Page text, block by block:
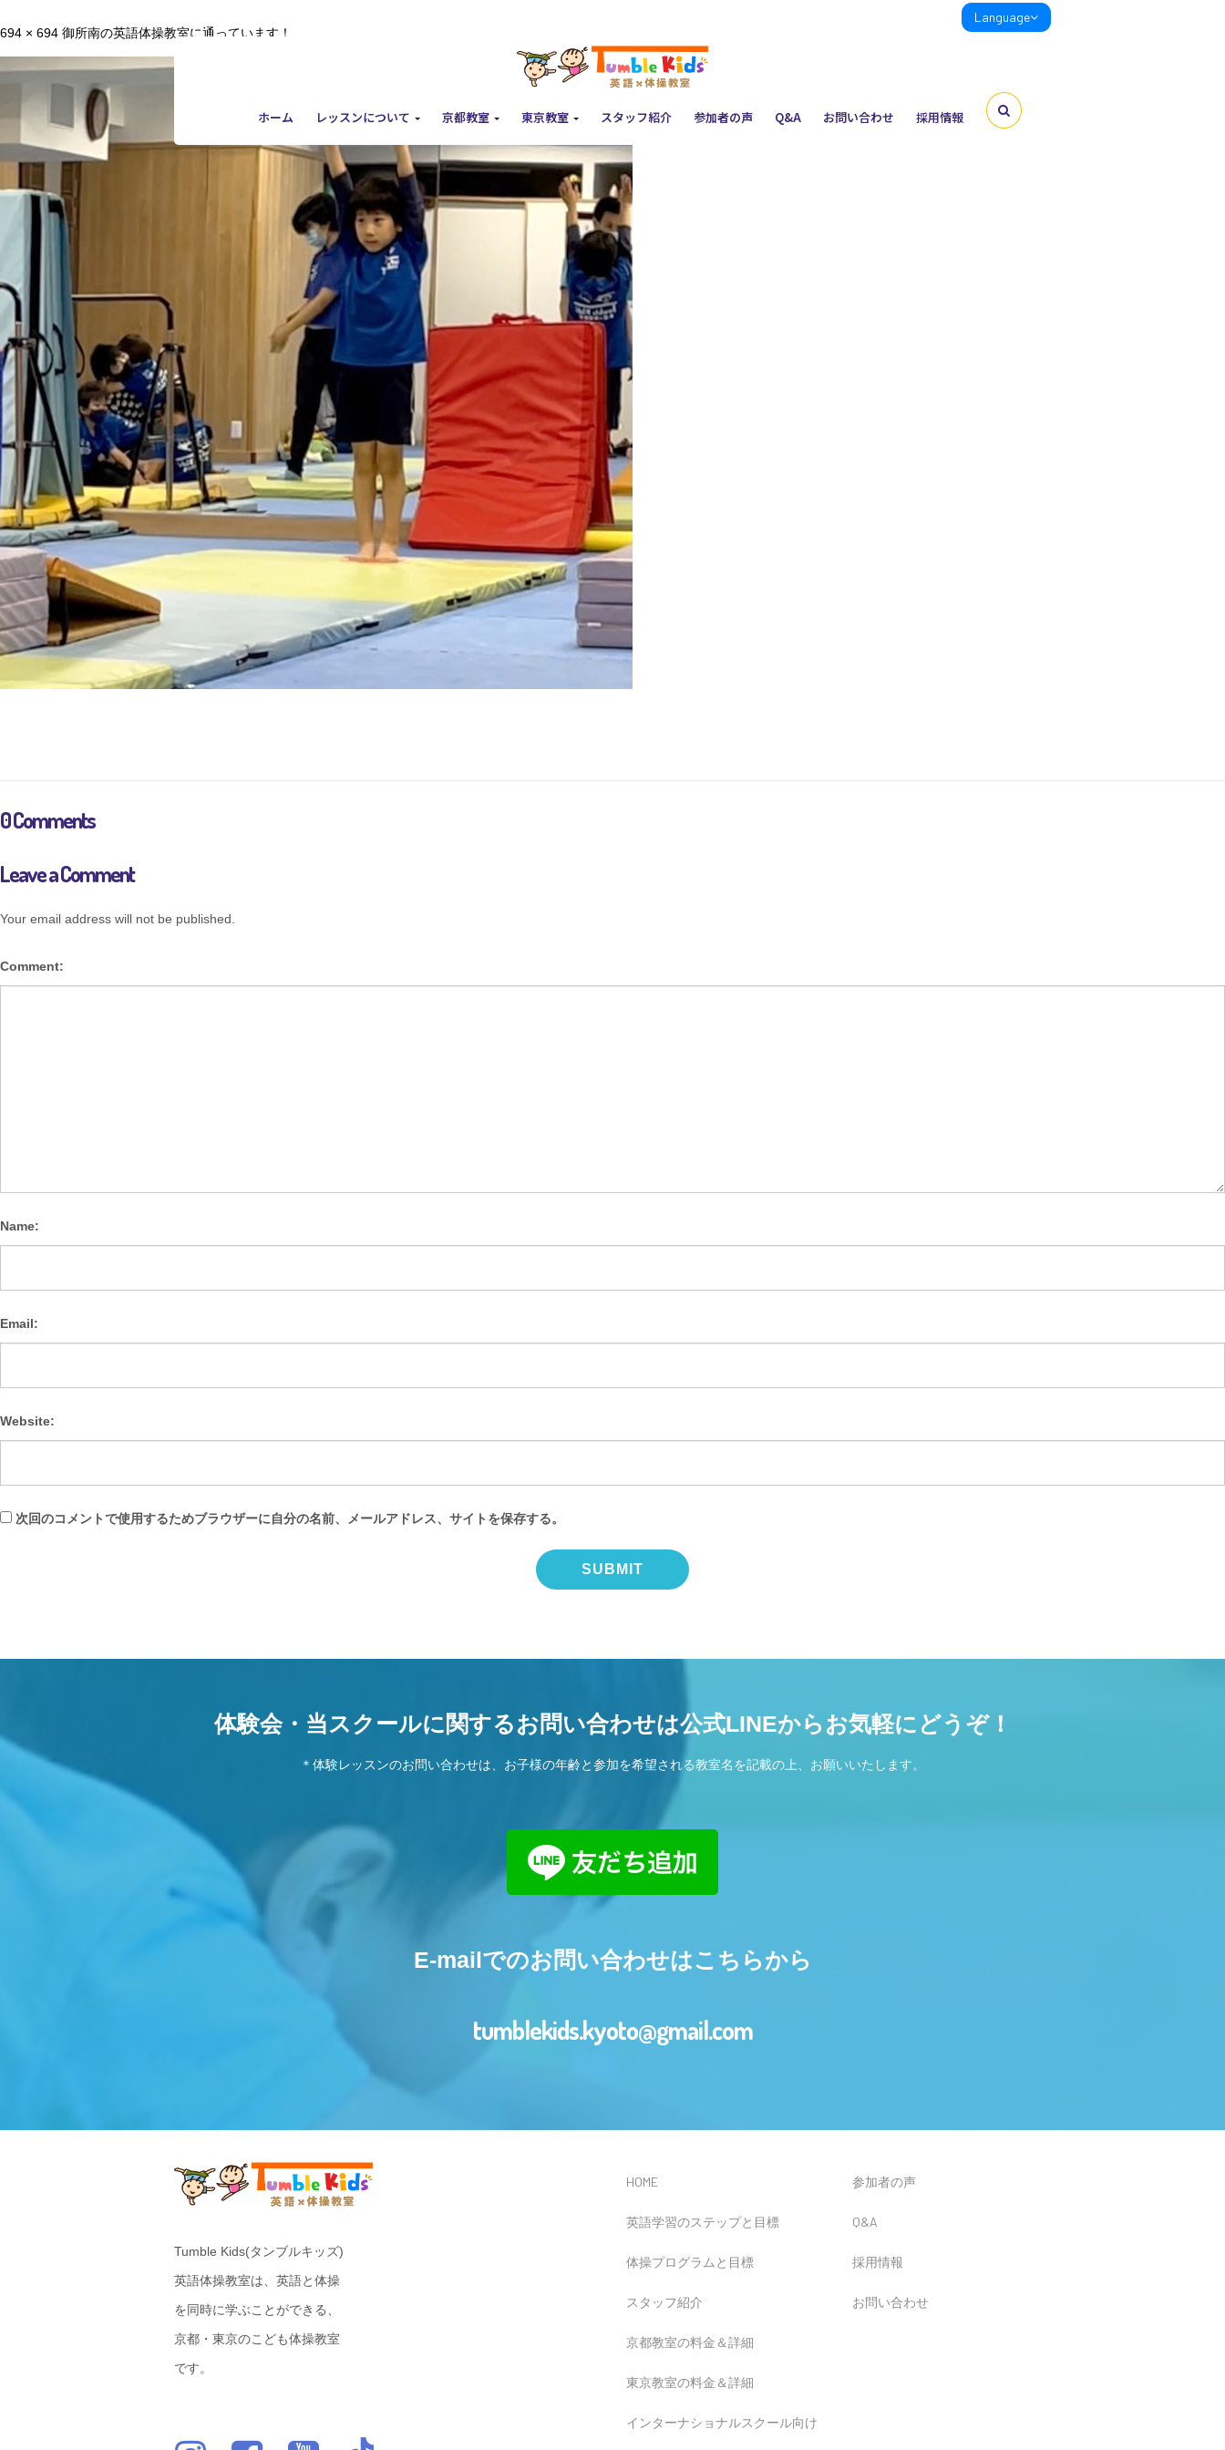
Language
ホーム レッスンについて 京都教室 東京教室 スタッフ紹介 参加者の声 Q&A お問い合わせ 採用情報
694 × 694 御所南の英語体操教室に通っています！
0 Comments
Leave a Comment
Your email address will not be published.
Comment:
Name:
Email:
Website:
次回のコメントで使用するためブラウザーに自分の名前、メールアドレス、サイトを保存する。
体験会・当スクールに関するお問い合わせは公式LINEからお気軽にどうぞ！
＊体験レッスンのお問い合わせは、お子様の年齢と参加を希望される教室名を記載の上、お願いいたします。
E-mailでのお問い合わせはこちらから
tumblekids.kyoto@gmail.com
Tumble Kids(タンブルキッズ)
英語体操教室は、英語と体操
を同時に学ぶことができる、
京都・東京のこども体操教室
です。
HOME
英語学習のステップと目標
体操プログラムと目標
スタッフ紹介
京都教室の料金＆詳細
東京教室の料金＆詳細
インターナショナルスクール向け
参加者の声
Q&A
採用情報
お問い合わせ